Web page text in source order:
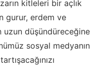
kitleleri bir açlık
gurur, erdem ve
uzun düşündüreceğine
sosyal medyanın